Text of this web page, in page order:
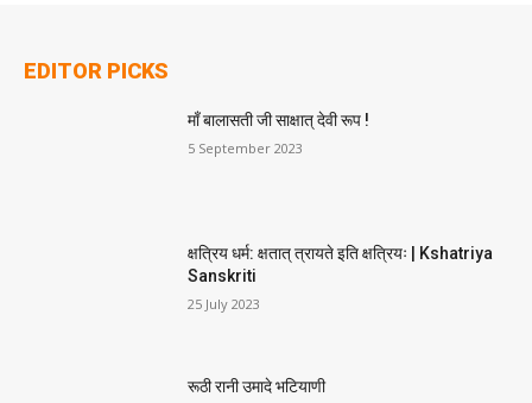
EDITOR PICKS
माँ बालासती जी साक्षात् देवी रूप !
5 September 2023
क्षत्रिय धर्म: क्षतात् त्रायते इति क्षत्रियः | Kshatriya
Sanskriti
25 July 2023
रूठी रानी उमादे भटियाणी